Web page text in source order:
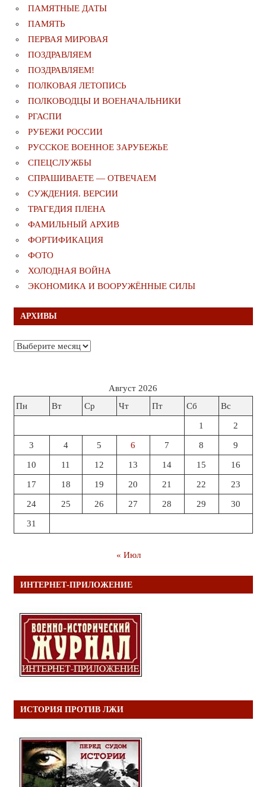
ПАМЯТНЫЕ ДАТЫ
ПАМЯТЬ
ПЕРВАЯ МИРОВАЯ
ПОЗДРАВЛЯЕМ
ПОЗДРАВЛЯЕМ!
ПОЛКОВАЯ ЛЕТОПИСЬ
ПОЛКОВОДЦЫ И ВОЕНАЧАЛЬНИКИ
РГАСПИ
РУБЕЖИ РОССИИ
РУССКОЕ ВОЕННОЕ ЗАРУБЕЖЬЕ
СПЕЦСЛУЖБЫ
СПРАШИВАЕТЕ — ОТВЕЧАЕМ
СУЖДЕНИЯ. ВЕРСИИ
ТРАГЕДИЯ ПЛЕНА
ФАМИЛЬНЫЙ АРХИВ
ФОРТИФИКАЦИЯ
ФОТО
ХОЛОДНАЯ ВОЙНА
ЭКОНОМИКА И ВООРУЖЁННЫЕ СИЛЫ
АРХИВЫ
Архивы
Август 2026
Пн
Вт Ср Чт Пт Сб Вс
1 2
3 4 5 6 7 8 9
10 11 12 13 14 15 16
17 18 19 20 21 22 23
24 25 26 27 28 29 30
31
« Июл
ИНТЕРНЕТ-ПРИЛОЖЕНИЕ
ИСТОРИЯ ПРОТИВ ЛЖИ